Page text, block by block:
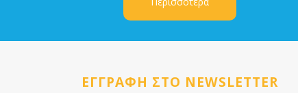
ΕΓΓΡΑΦΗ ΣΤΟ NEWSLETTER